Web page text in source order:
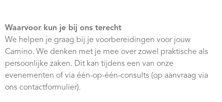
Waarvoor kun je bij ons terecht
We helpen je graag bij je voorbereidingen voor jouw
Camino. We denken met je mee over zowel praktische als
persoonlijke zaken. Dit kan tijdens een van onze
evenementen of via één-op-één-consults (op aanvraag via
ons contactformulier).